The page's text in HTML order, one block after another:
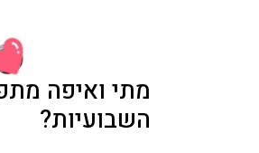
מתי ואיפה
השבועיות?